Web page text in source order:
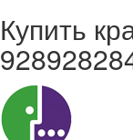
Купить